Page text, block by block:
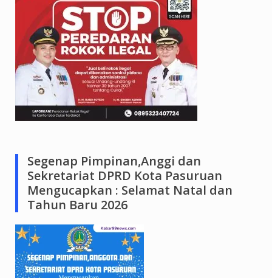
Segenap Pimpinan,Anggi dan
Sekretariat DPRD Kota Pasuruan
Mengucapkan : Selamat Natal dan
Tahun Baru 2026